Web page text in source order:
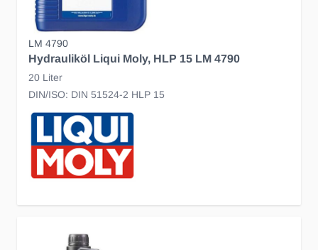
LM 4790
Hydrauliköl Liqui Moly, HLP 15 LM 4790
20 Liter
DIN/ISO: DIN 51524-2 HLP 15